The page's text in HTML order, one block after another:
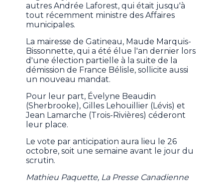
autres Andrée Laforest, qui était jusqu'à
tout récemment ministre des Affaires
municipales.
La mairesse de Gatineau, Maude Marquis-
Bissonnette, qui a été élue l'an dernier lors
d'une élection partielle à la suite de la
démission de France Bélisle, sollicite aussi
un nouveau mandat.
Pour leur part, Évelyne Beaudin
(Sherbrooke), Gilles Lehouillier (Lévis) et
Jean Lamarche (Trois-Rivières) céderont
leur place.
Le vote par anticipation aura lieu le 26
octobre, soit une semaine avant le jour du
scrutin.
Mathieu Paquette, La Presse Canadienne